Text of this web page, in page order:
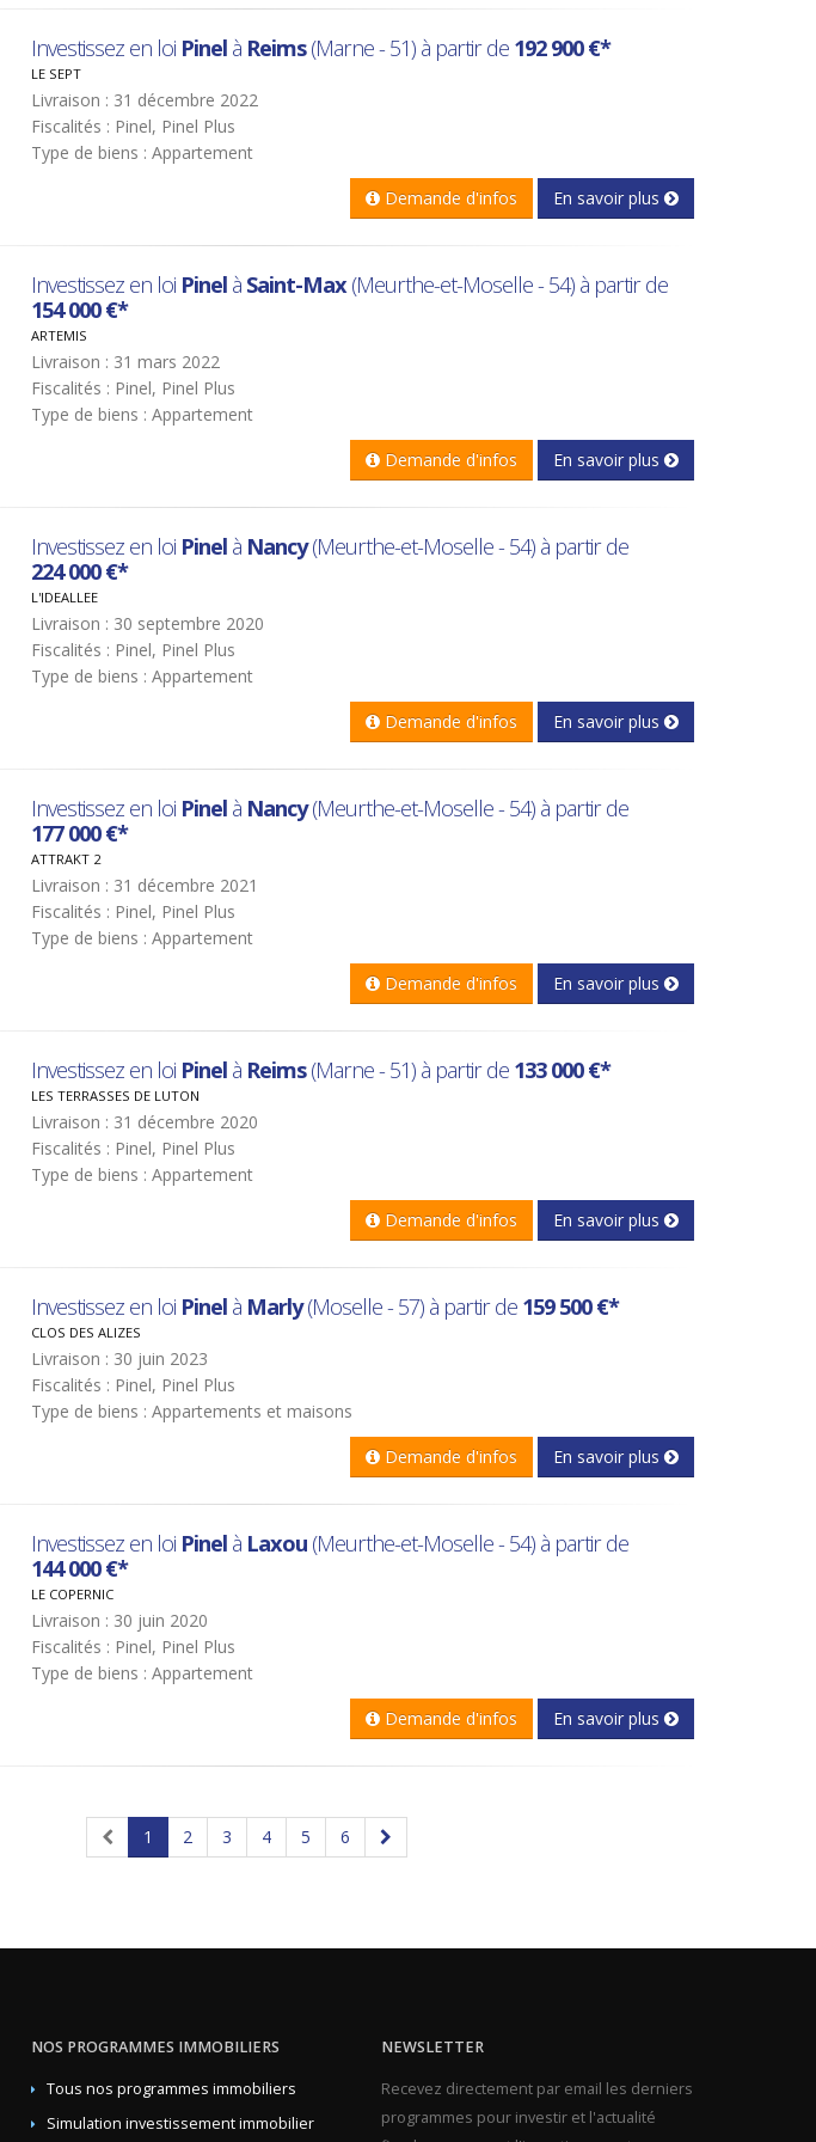
Investissez en loi Pinel à Reims(Marne - 51) à partir de 192 900 €*
LE SEPT
Livraison : 31 décembre 2022
Fiscalités : Pinel, Pinel Plus
Type de biens : Appartement
Demande d'infos
En savoir plus
Investissez en loi Pinel à Saint-Max(Meurthe-et-Moselle - 54) à partir de
154 000 €*
ARTEMIS
Livraison : 31 mars 2022
Fiscalités : Pinel, Pinel Plus
Type de biens : Appartement
Demande d'infos
En savoir plus
Investissez en loi Pinel à Nancy(Meurthe-et-Moselle - 54) à partir de
224 000 €*
L'IDEALLEE
Livraison : 30 septembre 2020
Fiscalités : Pinel, Pinel Plus
Type de biens : Appartement
Demande d'infos
En savoir plus
Investissez en loi Pinel à Nancy(Meurthe-et-Moselle - 54) à partir de
177 000 €*
ATTRAKT 2
Livraison : 31 décembre 2021
Fiscalités : Pinel, Pinel Plus
Type de biens : Appartement
Demande d'infos
En savoir plus
Investissez en loi Pinel à Reims(Marne - 51) à partir de 133 000 €*
LES TERRASSES DE LUTON
Livraison : 31 décembre 2020
Fiscalités : Pinel, Pinel Plus
Type de biens : Appartement
Demande d'infos
En savoir plus
Investissez en loi Pinel à Marly(Moselle - 57) à partir de 159 500 €*
CLOS DES ALIZES
Livraison : 30 juin 2023
Fiscalités : Pinel, Pinel Plus
Type de biens : Appartements et maisons
Demande d'infos
En savoir plus
Investissez en loi Pinel à Laxou (Meurthe-et-Moselle - 54) à partir de
144 000 €*
LE COPERNIC
Livraison : 30 juin 2020
Fiscalités : Pinel, Pinel Plus
Type de biens : Appartement
Demande d'infos
En savoir plus
1 2 3 4 5 6
NOS PROGRAMMES IMMOBILIERS
Tous nos programmes immobiliers
Simulation investissement immobilier
NEWSLETTER
Recevez directement par email les derniers
programmes pour investir et l'actualité